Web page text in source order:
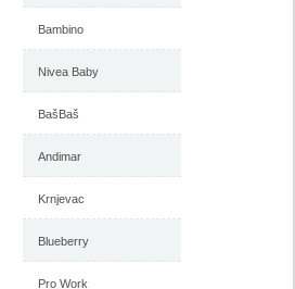
Bambino
Nivea Baby
BašBaš
Andimar
Krnjevac
Blueberry
Pro Work